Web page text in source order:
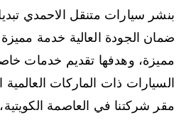
بنشر سيارات متنقل الاحمدي
ضمان الجودة العالية خدمة
مميزة، وهدفها تقديم خدمات
السيارات ذات الماركات العالمية
مقر شركتنا في العاصمة